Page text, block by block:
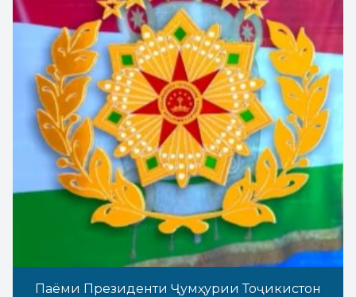
Паёми Президенти Ҷумҳурии Тоҷикистон